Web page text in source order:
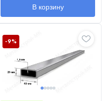
В корзину
-9%